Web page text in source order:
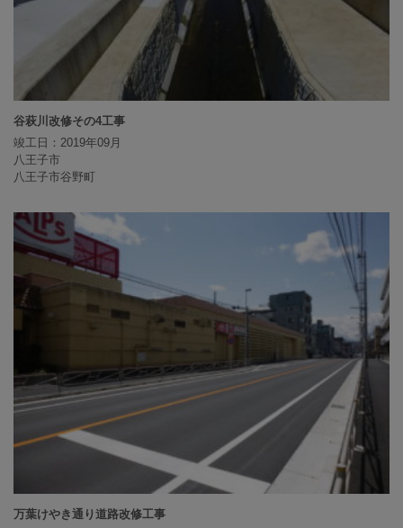
谷萩川改修その4工事
竣工日：2019年09月
八王子市
八王子市谷野町
万葉けやき通り道路改修工事